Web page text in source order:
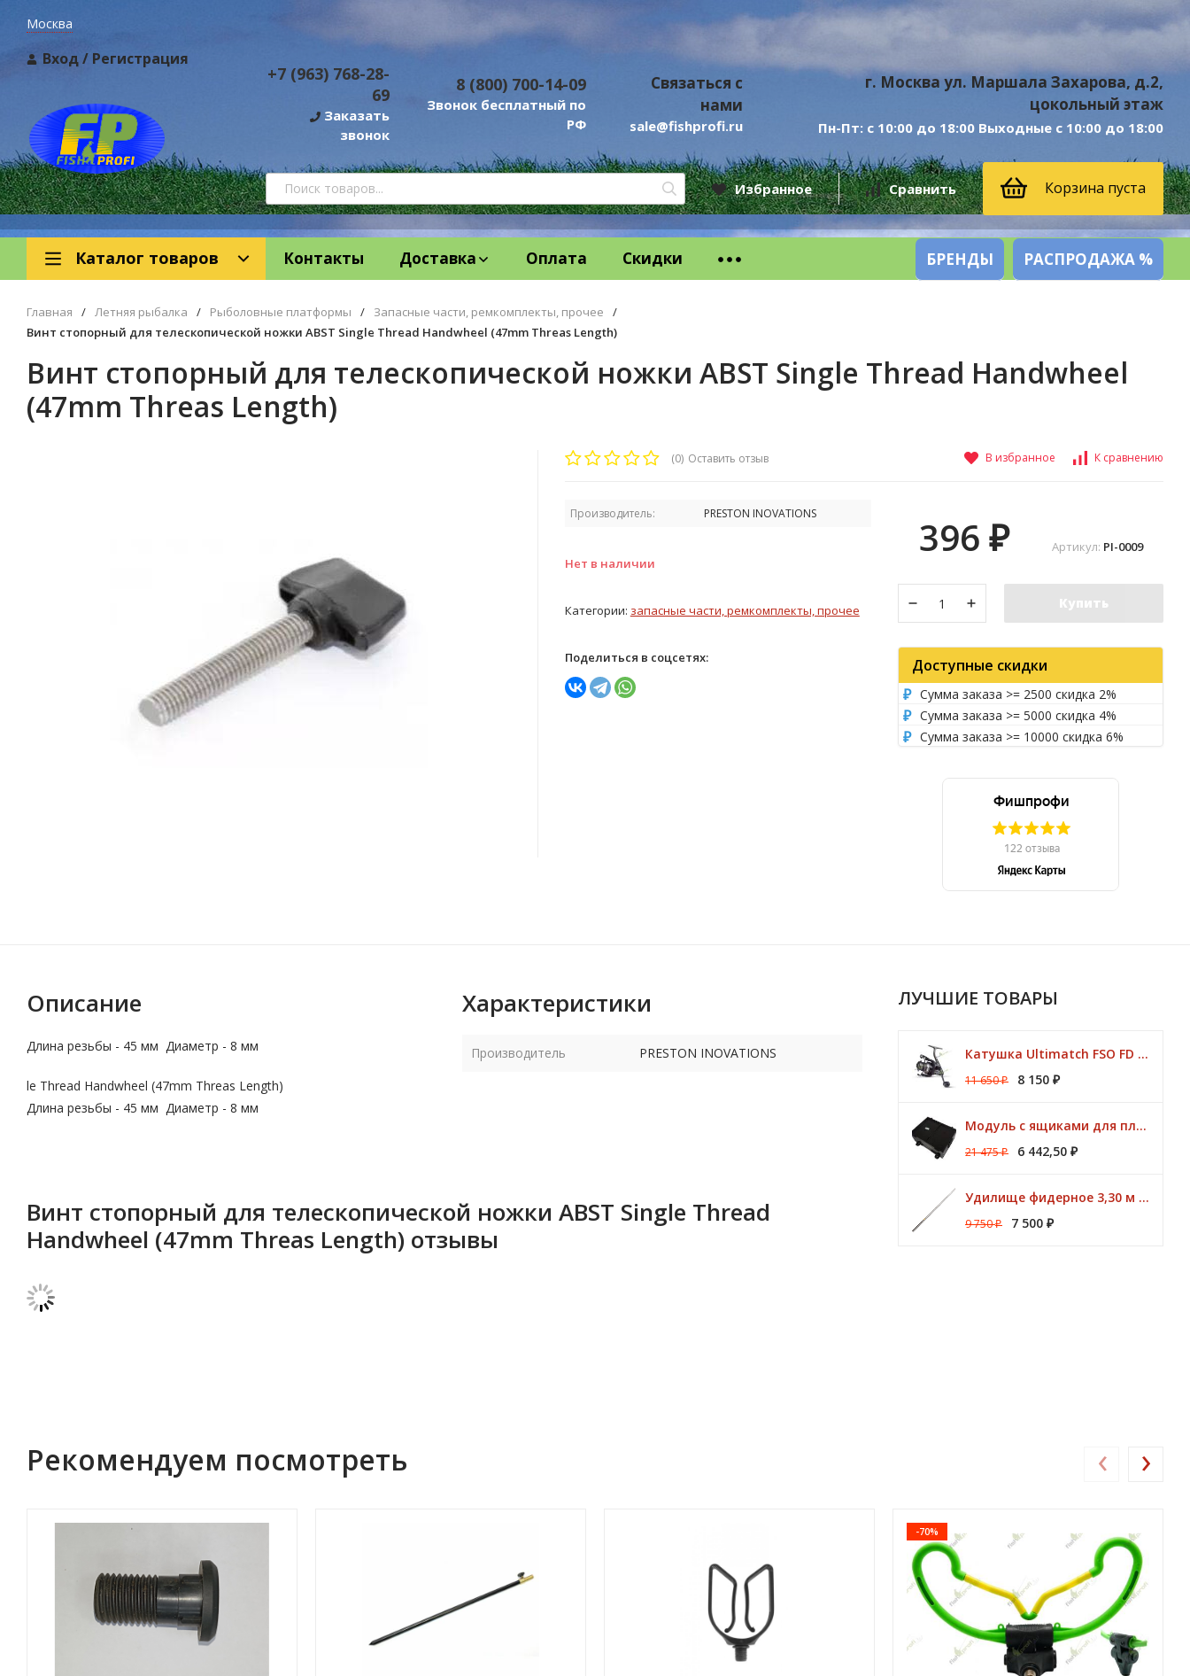
Москва
Вход/ Регистрация
+7 (963) 768-28-
69
Заказать
звонок
8 (800) 700-14-09
Звонок бесплатный по
РФ
Связаться с
нами
sale@fishprofi.ru
г. Москва ул. Маршала Захарова, д.2,
цокольный этаж
Пн-Пт: с 10:00 до 18:00 Выходные с 10:00 до 18:00
Избранное Сравнить Корзина пуста
Каталог товаров Контакты Доставка Оплата Скидки БРЕНДЫ РАСПРОДАЖА %
Главная / Летняя рыбалка / Рыболовные платформы / Запасные части, ремкомплекты, прочее
/
Винт стопорный для телескопической ножки ABST Single Thread Handwheel (47mm Threas Length)
Винт стопорный для телескопической ножки ABST Single Thread Handwheel
(47mm Threas Length)
(0) Оставить отзыв В избранное К сравнению
Производитель: PRESTON INOVATIONS
Нет в наличии
Категории: запасные части, ремкомплекты, прочее
Поделиться в соцсетях:
Артикул: PI-0009
396 ₽
Купить
Доступные скидки
Сумма заказа >= 2500 скидка 2%
Сумма заказа >= 5000 скидка 4%
Сумма заказа >= 10000 скидка 6%
ЛУЧШИЕ ТОВАРЫ
Катушка Ultimatch FSO FD 835 8 подшипников 5,1:1 Browning
11 650₽ 8 150 ₽
Модуль с ящиками для платформ Preston ONBOX
21 475₽ 6 442,50 ₽
Удилище фидерное 3,30 м CK Method Feeder 60 гр / 3 - 10 lbs Browning
9 750₽ 7 500 ₽
Описание
Длина резьбы - 45 мм Диаметр - 8 мм
le Thread Handwheel (47mm Threas Length)
Длина резьбы - 45 мм Диаметр - 8 мм
Характеристики
Производитель PRESTON INOVATIONS
Винт стопорный для телескопической ножки ABST Single Thread
Handwheel (47mm Threas Length) отзывы
Рекомендуем посмотреть
-70%
‹ ›